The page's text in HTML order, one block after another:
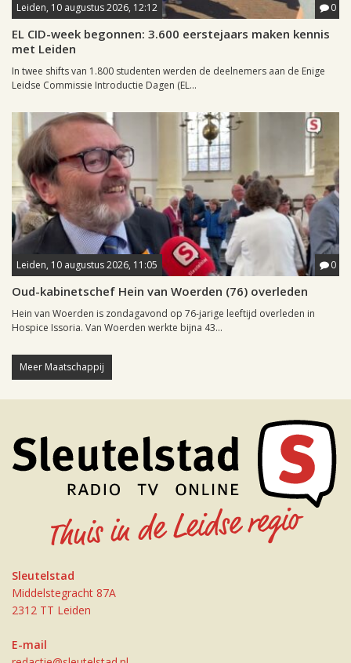
Leiden, 10 augustus 2026, 12:12 0
EL CID-week begonnen: 3.600 eerstejaars maken kennis
met Leiden
In twee shifts van 1.800 studenten werden de deelnemers aan de Enige
Leidse Commissie Introductie Dagen (EL...
Leiden, 10 augustus 2026, 11:05 0
Oud-kabinetschef Hein van Woerden (76) overleden
Hein van Woerden is zondagavond op 76-jarige leeftijd overleden in
Hospice Issoria. Van Woerden werkte bijna 43...
Meer Maatschappij
Sleutelstad
Middelstegracht 87A
2312 TT Leiden
E-mail